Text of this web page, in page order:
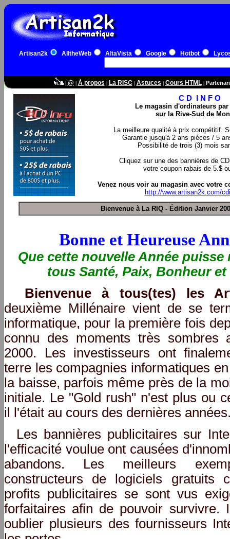
Artisan2k AlltheWeb AltaVista Google Hotbot
| @ À propos La RISC| Astuces Cours HTML|
C D I N F O
Le magasin d'ordinateurs
sur la Rive-Sud de
La meilleure qualité à prix compétitif.
Garantie jusqu'à 2 ans pièces / 5
Possibilité de trois (3) mois
Cliquez sur une des bannières de
votre coupon rabais de 5.$
Venez nous voir au magasin avec votre
http://www.artisan2k.com/
Bienvenue à La RIQ - Édition Janvier
Bonne et Heureuse
Que cette nouvelle Année
tous Santé, Paix, Bonheur et
Bienvenue à tous(tes) les
deuxième Millénaire vient de se
informatique, pour la première fois
connu des moments très sombres
2000. Les investisseurs ont
terre les compagnies informatiques
la baisse, parfois même près de la
initiale. Le "Gold rush" n'est plus ou
il l'était au cours des dernières
Les bannières publicitaires sur
l'efficacité voulue ont causées
abandons. Les meilleurs
constructeurs de logiciels gratuits
profits publicitaires se sont vus
forfaitaires afin de pouvoir survivre.
oublier plusieurs des fournisseurs